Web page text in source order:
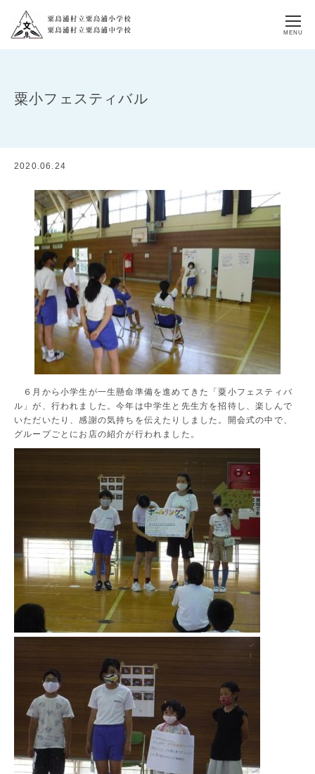
MENU
粟小フェスティバル
2020.06.24
６月から小学生が一生懸命準備を進めてきた「粟小フェスティバ
ル」が、行われました。今年は中学生と先生方を招待し、楽しんで
いただいたり、感謝の気持ちを伝えたりしました。開会式の中で、
グループごとにお店の紹介が行われました。